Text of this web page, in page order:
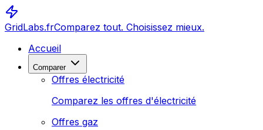
GridLabs.frComparez tout. Choisissez mieux.
Accueil
Comparer
Offres électricité
Comparez les offres d'électricité
Offres gaz